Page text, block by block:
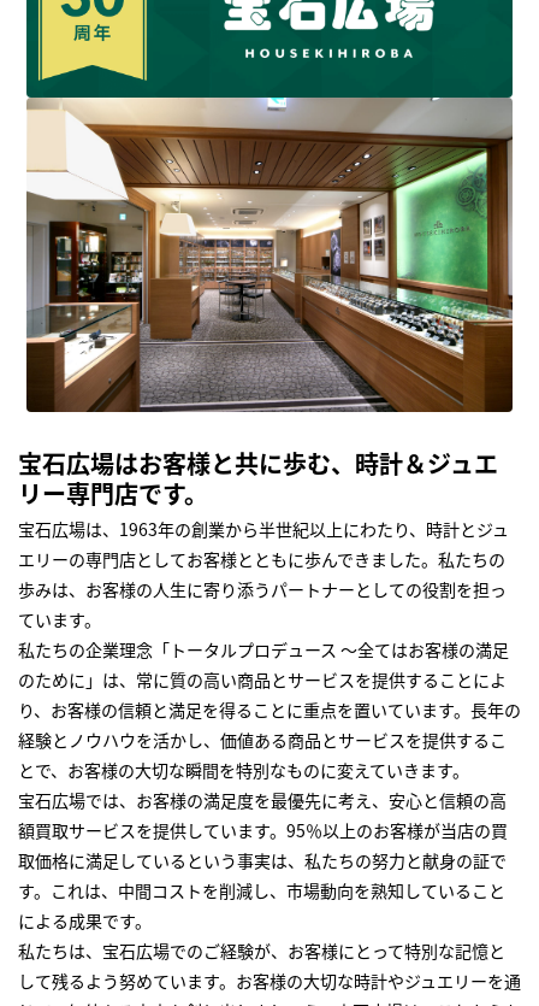
宝石広場はお客様と共に歩む、時計＆ジュエ
リー専門店です。
宝石広場は、1963年の創業から半世紀以上にわたり、時計とジュ
エリーの専門店としてお客様とともに歩んできました。私たちの
歩みは、お客様の人生に寄り添うパートナーとしての役割を担っ
ています。
私たちの企業理念「トータルプロデュース ～全てはお客様の満足
のために」は、常に質の高い商品とサービスを提供することによ
り、お客様の信頼と満足を得ることに重点を置いています。長年の
経験とノウハウを活かし、価値ある商品とサービスを提供するこ
とで、お客様の大切な瞬間を特別なものに変えていきます。
宝石広場では、お客様の満足度を最優先に考え、安心と信頼の高
額買取サービスを提供しています。95％以上のお客様が当店の買
取価格に満足しているという事実は、私たちの努力と献身の証で
す。これは、中間コストを削減し、市場動向を熟知していること
による成果です。
私たちは、宝石広場でのご経験が、お客様にとって特別な記憶と
して残るよう努めています。お客様の大切な時計やジュエリーを通